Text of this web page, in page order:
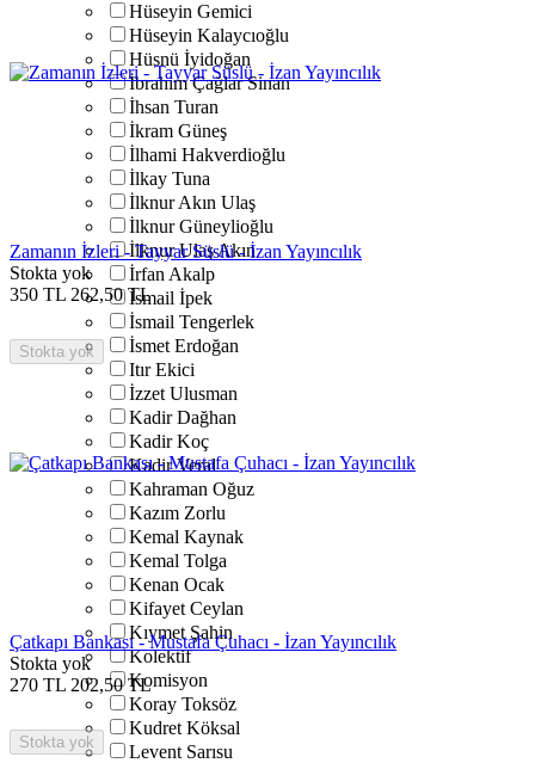
Hüseyin Gemici
Hüseyin Kalaycıoğlu
Hüsnü İyidoğan
İbrahim Çağlar Sinan
İhsan Turan
İkram Güneş
İlhami Hakverdioğlu
İlkay Tuna
İlknur Akın Ulaş
İlknur Güneylioğlu
İlknur Ulaş Akın
İrfan Akalp
İsmail İpek
İsmail Tengerlek
İsmet Erdoğan
Itır Ekici
İzzet Ulusman
Kadir Dağhan
Kadir Koç
Kadir Veral
Kahraman Oğuz
Kazım Zorlu
Kemal Kaynak
Kemal Tolga
Kenan Ocak
Kifayet Ceylan
Kıymet Şahin
Kolektif
Komisyon
Koray Toksöz
Kudret Köksal
Levent Sarısu
Zamanın İzleri - Tayyar Süslü - İzan Yayıncılık
Stokta yok
350 TL 262,50 TL
Stokta yok
Çatkapı Bankası - Mustafa Çuhacı - İzan Yayıncılık
Stokta yok
270 TL 202,50 TL
Stokta yok